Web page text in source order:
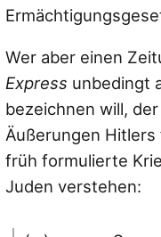
Wer aber einen
Express unbedingt
bezeichnen will,
Äußerungen
früh formulierte
Juden verstehen: